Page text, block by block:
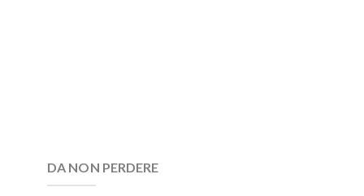
DA NON PERDERE